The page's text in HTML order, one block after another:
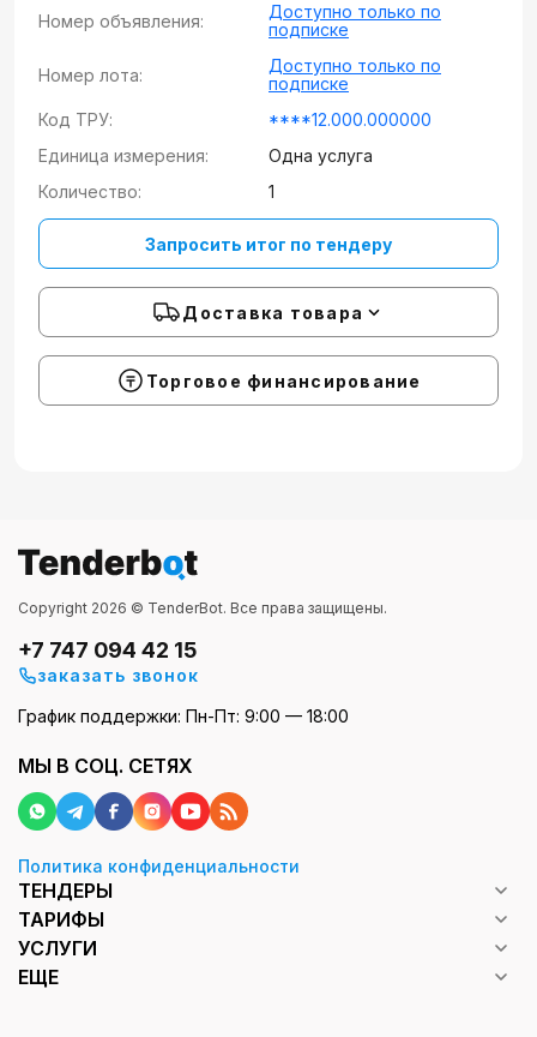
Номер объявления:
Доступно только по
подписке
Номер лота:
Доступно только по
подписке
Код ТРУ:
****12.000.000000
Единица измерения:
Одна услуга
Количество:
1
Запросить итог по тендеру
Доставка товара
Торговое финансирование
Copyright 2026 © TenderBot. Все права защищены.
+7 747 094 42 15
заказать звонок
График поддержки: Пн-Пт: 9:00 — 18:00
МЫ В СОЦ. СЕТЯХ
Политика конфиденциальности
ТЕНДЕРЫ
ТАРИФЫ
УСЛУГИ
ЕЩЕ